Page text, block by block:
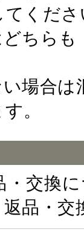
てくださ
ちら
場合
。
・交換
品・